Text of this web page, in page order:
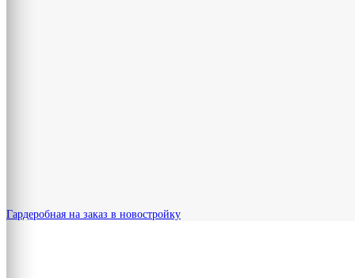
Гардеробная на заказ в новостройку